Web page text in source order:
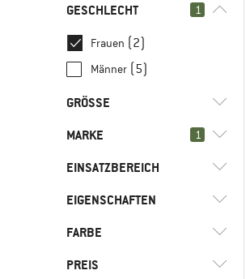
GESCHLECHT 1
Frauen (2)
Männer (5)
GRÖSSE
XS XL
MARKE 1
ASSOS
EINSATZBEREICH
Bike(2)
EIGENSCHAFTEN
Mit Sitzpolster
Stretch
FARBE
PREIS